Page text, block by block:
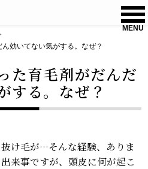
MENU
効いてない気がする。なぜ？
た育毛剤がだんだ
する。なぜ？
け毛が…そんな経験、ありま
来事ですが、頭皮に何が起こ